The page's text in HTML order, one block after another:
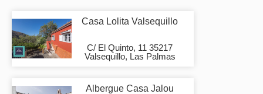
Casa Lolita Valsequillo
C/ El Quinto, 11 35217
Valsequillo, Las Palmas
Albergue Casa Jalou